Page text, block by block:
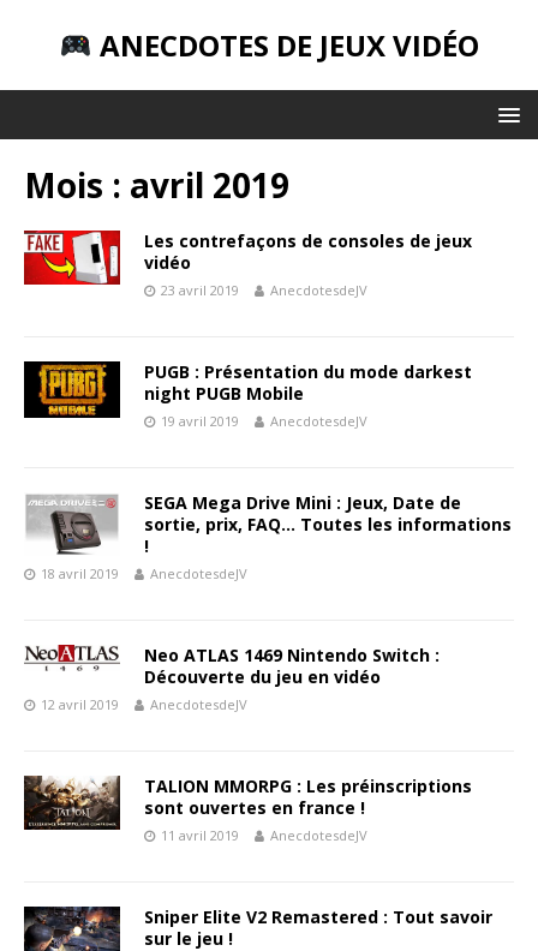
ANECDOTES DE JEUX VIDÉO
Mois : avril 2019
Les contrefaçons de consoles de jeux
vidéo
23 avril 2019 AnecdotesdeJV
PUGB : Présentation du mode darkest
night PUGB Mobile
19 avril 2019 AnecdotesdeJV
SEGA Mega Drive Mini : Jeux, Date de
sortie, prix, FAQ… Toutes les informations
!
18 avril 2019 AnecdotesdeJV
Neo ATLAS 1469 Nintendo Switch :
Découverte du jeu en vidéo
12 avril 2019 AnecdotesdeJV
TALION MMORPG : Les préinscriptions
sont ouvertes en france !
11 avril 2019 AnecdotesdeJV
Sniper Elite V2 Remastered : Tout savoir
sur le jeu !